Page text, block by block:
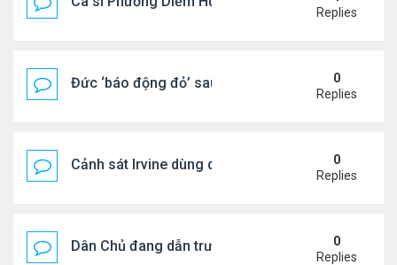
Replies
Đức ‘báo động đỏ’ sau vụ phát hiện UAV mang
0
Replies
Cảnh sát Irvine dùng drone bắt kẻ trộm trong
0
Replies
Dân Chủ đang dẫn trước Cộng Hòa trong các
0
Replies